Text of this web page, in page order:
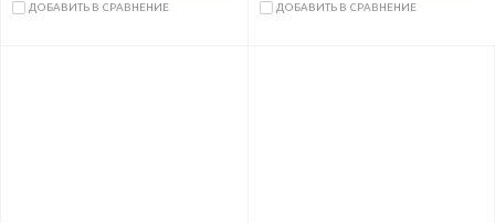
ДОБАВИТЬ В СРАВНЕНИЕ ДОБАВИТЬ В СРАВНЕНИЕ